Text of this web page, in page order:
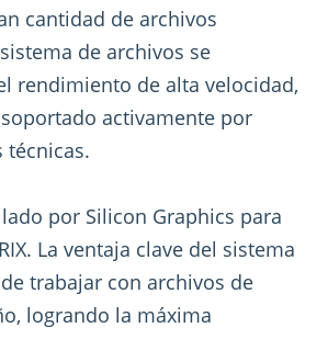
cantidad de archivos
de archivos se
rendimiento de alta velocidad,
activamente por
técnicas.
por Silicon Graphics para
La ventaja clave del sistema
trabajar con archivos de
logrando la máxima